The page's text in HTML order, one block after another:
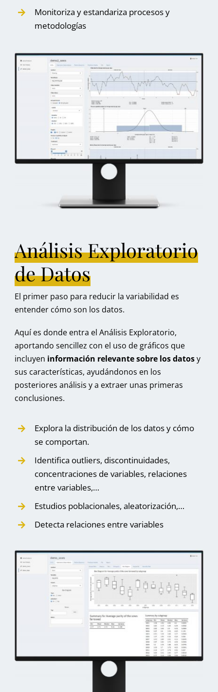
Monitoriza y estandariza procesos y
metodologías
Análisis Exploratorio
de Datos
El primer paso para reducir la variabilidad es
entender cómo son los datos.
Aquí es donde entra el Análisis Exploratorio,
aportando sencillez con el uso de gráficos que
incluyen información relevante sobre los datosy
sus características, ayudándonos en los
posteriores análisis y a extraer unas primeras
conclusiones.
Explora la distribución de los datos y cómo
se comportan.
Identifica outliers, discontinuidades,
concentraciones de variables, relaciones
entre variables,…
Estudios poblacionales, aleatorización,…
Detecta relaciones entre variables